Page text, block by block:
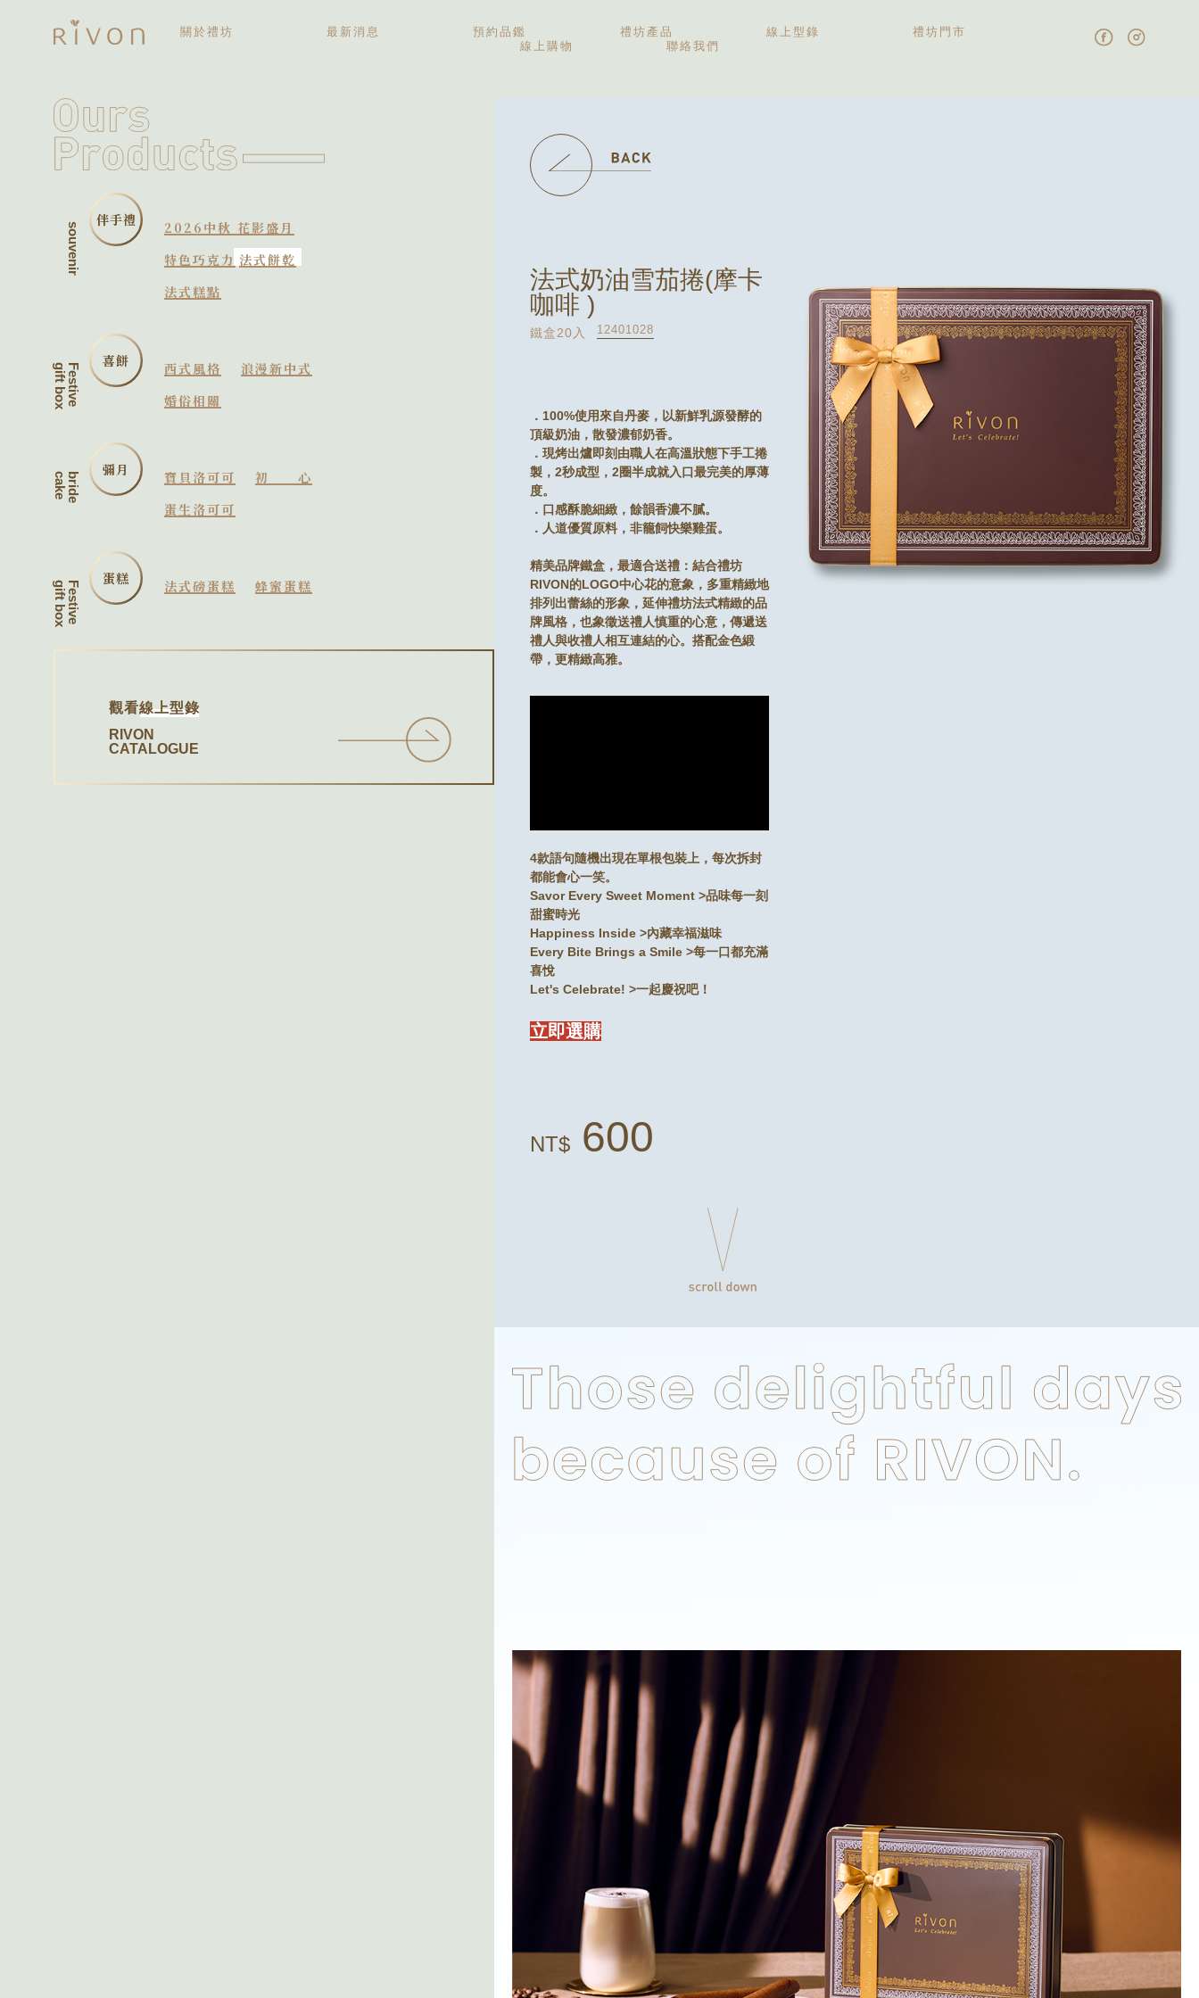
關於禮坊
最新消息 預約品鑑
禮坊產品
線上型錄
禮坊門市
線上購物
聯絡我們
souvenir
伴手禮
2026中秋 花影盛月
特色巧克力 法式餅乾
法式糕點
Festive
gift box
喜餅 西式風格
浪漫新中式
婚俗相關
bride
cake
彌月 寶貝洛可可
初心
蛋生洛可可
Festive
gift box
蛋糕 法式磅蛋糕 蜂蜜蛋糕
觀看線上型錄
RIVON
CATALOGUE
法式奶油雪茄捲(摩卡
咖啡 )
鐵盒20入 12401028
．100%使用來自丹麥，以新鮮乳源發酵的
頂級奶油，散發濃郁奶香。
．現烤出爐即刻由職人在高溫狀態下手工捲
製，2秒成型，2圈半成就入口最完美的厚薄
度。
．口感酥脆細緻，餘韻香濃不膩。
．人道優質原料，非籠飼快樂雞蛋。
精美品牌鐵盒，最適合送禮：結合禮坊
RIVON的LOGO中心花的意象，多重精緻地
排列出蕾絲的形象，延伸禮坊法式精緻的品
牌風格，也象徵送禮人慎重的心意，傳遞送
禮人與收禮人相互連結的心。搭配金色緞
帶，更精緻高雅。
4款語句隨機出現在單根包裝上，每次拆封
都能會心一笑。
Savor Every Sweet Moment >品味每一刻
甜蜜時光
Happiness Inside >內藏幸福滋味
Every Bite Brings a Smile >每一口都充滿
喜悅
Let's Celebrate! >一起慶祝吧！
立即選購
NT$ 600